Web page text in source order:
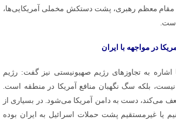
معظم رهبری، پشت دستکش مخملی آمریکایی‌ها،
در مواجهه با ایران
اشاره به تجاوزهای رژیم صهیونیستی نیز گفت: رژیم
بلکه سگ نگهبان منافع آمریکا در منطقه است.
می‌کند، دست به دامن آمریکا می‌شود. در بسیاری از
یا غیرمستقیم پشت حملات اسرائیل به ایران بوده